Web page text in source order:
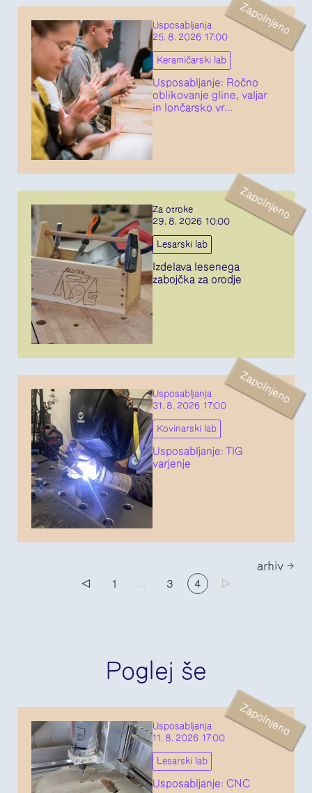
Usposabljanja
25. 8. 2026 17:00
Keramičarski lab
Usposabljanje: Ročno
oblikovanje gline, valjar
in lončarsko vr...
Zapolnjeno
Za otroke
29. 8. 2026 10:00
Lesarski lab
Izdelava lesenega
zabojčka za orodje
Zapolnjeno
Usposabljanja
31. 8. 2026 17:00
Kovinarski lab
Usposabljanje: TIG
varjenje
Zapolnjeno
arhiv
▷ 1 ... 3 4 ▷
Poglej še
Usposabljanja
11. 8. 2026 17:00
Lesarski lab
Usposabljanje: CNC
Zapolnjeno